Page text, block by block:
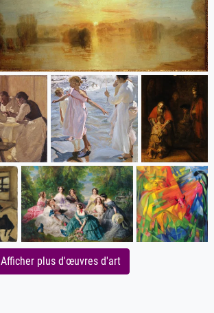
Afficher plus d'œuvres d'art